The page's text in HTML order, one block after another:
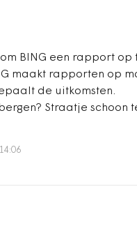
BING een rapport op
maakt rapporten op
de uitkomsten.
Straatje schoon